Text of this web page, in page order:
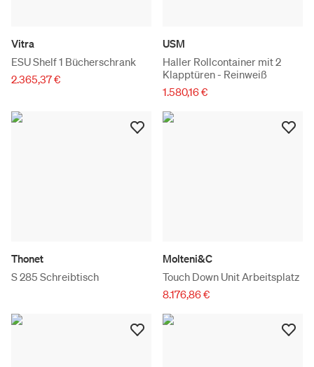
Vitra
ESU Shelf 1 Bücherschrank
2.365,37 €
USM
Haller Rollcontainer mit 2
Klapptüren - Reinweiß
1.580,16 €
Thonet
S 285 Schreibtisch
Molteni&C
Touch Down Unit Arbeitsplatz
8.176,86 €